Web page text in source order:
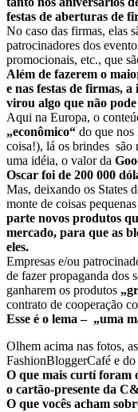
festas de aberturas de
No caso das firmas, elas
patrocinadores dos
promocionais, etc., que
Além de fazerem o
e nas festas de firmas,
virou algo que não
Aqui na Europa, o
„econômico“ do que nos
coisa!), lá os brindes são
uma idéia, o valor da
Oscar foi de 200 000
Mas, deixando os States
monte de coisas
parte novos produtos
mercado, para que as
eles.
Empresas e/ou
de fazer propaganda dos
ganharem os produtos
contrato de cooperação
Esse é o lema – „uma
Olhem acima nas fotos,
FashionBloggerCafé e
O que mais curtí foram
o cartão-presente da
O que vocês acham